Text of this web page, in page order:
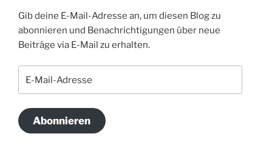
Gib deine E-Mail-Adresse an, um diesen Blog zu
abonnieren und Benachrichtigungen über neue
Beiträge via E-Mail zu erhalten.
Mail-
Abonnieren